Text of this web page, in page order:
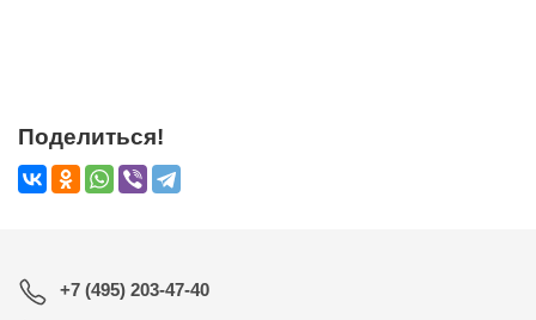
Поделиться!
+7 (495) 203-47-40